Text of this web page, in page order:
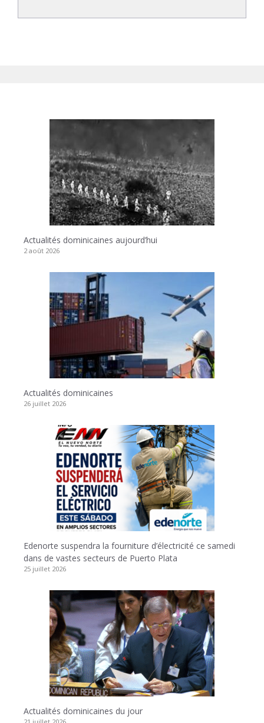
Actualités dominicaines aujourd’hui
2 août 2026
Actualités dominicaines
26 juillet 2026
Edenorte suspendra la fourniture d’électricité ce samedi
dans de vastes secteurs de Puerto Plata
25 juillet 2026
Actualités dominicaines du jour